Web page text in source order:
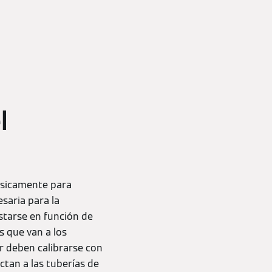
para
para la
en función de
que van a los
deben calibrarse con
a las tuberías de